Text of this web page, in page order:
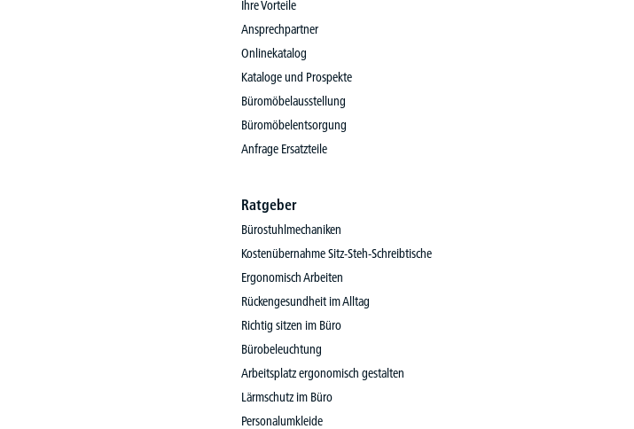
Ihre Vorteile
Ansprechpartner
Onlinekatalog
Kataloge und Prospekte
Büromöbelausstellung
Büromöbelentsorgung
Anfrage Ersatzteile
Ratgeber
Bürostuhlmechaniken
Kostenübernahme Sitz-Steh-Schreibtische
Ergonomisch Arbeiten
Rückengesundheit im Alltag
Richtig sitzen im Büro
Bürobeleuchtung
Arbeitsplatz ergonomisch gestalten
Lärmschutz im Büro
Personalumkleide